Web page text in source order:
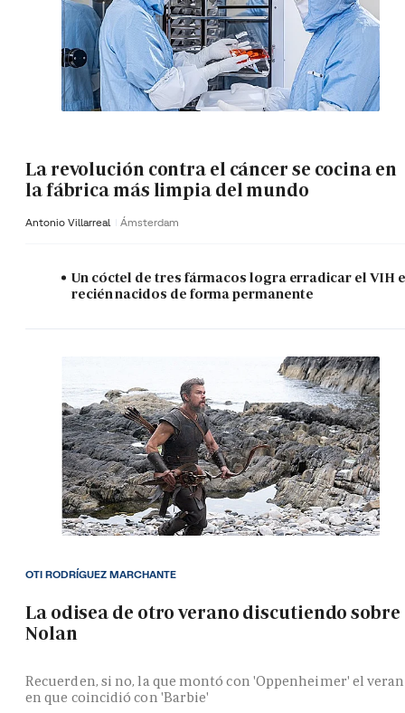
La revolución contra el cáncer se cocina en
la fábrica más limpia del mundo
Antonio Villarreal Ámsterdam
Un cóctel de tres fármacos logra erradicar el VIH
recién nacidos de forma permanente
La odisea de otro verano discutiendo sobre
Nolan
Recuerden, si no, la que montó con 'Oppenheimer' el
en que coincidió con 'Barbie'
OTI RODRÍGUEZ MARCHANTE